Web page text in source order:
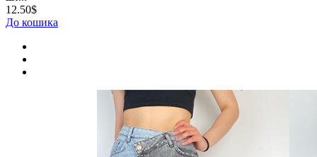
12.50$
До кошика